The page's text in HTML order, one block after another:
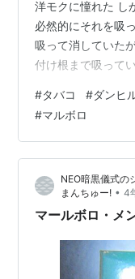
洋モクに憧れた し
必然的にそれを吸
吸って消していた
付け根まで吸って
#タバコ #ダンヒ
#マルボロ
NEO暗黒儀式
まんちゅー! • 4
マールボロ・メ